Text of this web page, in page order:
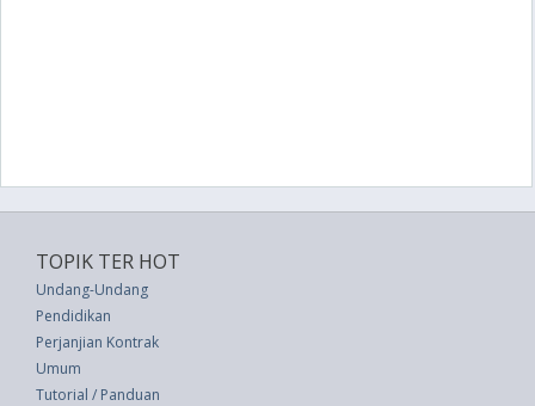
TOPIK TER HOT
Undang-Undang
Pendidikan
Perjanjian Kontrak
Umum
Tutorial / Panduan